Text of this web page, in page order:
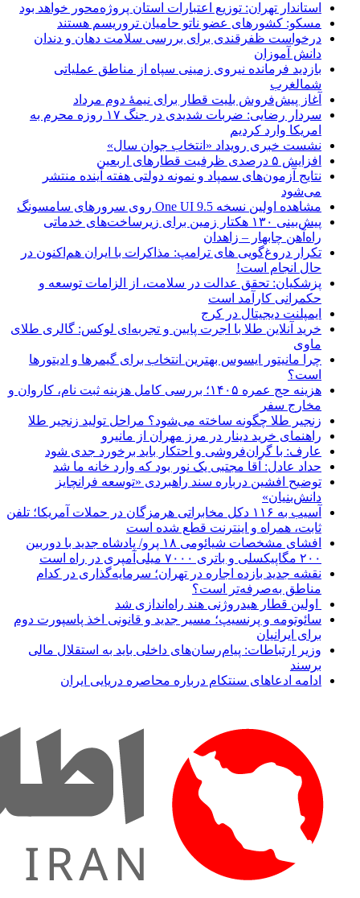
استاندار تهران: توزیع اعتبارات استان پروژه‌محور خواهد بود
مسکو: کشورهای عضو ناتو حامیان تروریسم هستند
درخواست ظفرقندی برای بررسی سلامت دهان و دندان
دانش آموزان
بازدید فرمانده نیروی زمینی سپاه از مناطق عملیاتی
شمالغرب
آغاز پیش‌فروش بلیت قطار برای نیمۀ دوم مرداد
سردار رضایی: ضربات شدیدی در جنگ ۱۷ روزه محرم به
امریکا وارد کردیم
نشست خبری رویداد «انتخاب جوان سال»
افزایش ۵ درصدی ظرفیت قطارهای اربعین
نتایج آزمون‌های سمپاد و نمونه دولتی هفته آینده منتشر
می‌شود
مشاهده اولین نسخه One UI 9.5 روی سرورهای سامسونگ
پیش‌بینی ۱۳۰ هکتار زمین برای زیرساخت‌های خدماتی
راه‌آهن چابهار – زاهدان
تکرار دروغ‌گویی های ترامپ: مذاکرات با ایران هم‌اکنون در
حال انجام است!
پزشکیان: تحقق عدالت در سلامت، از الزامات توسعه و
حکمرانی کارآمد است
ایمپلنت دیجیتال در کرج
خرید آنلاین طلا با اجرت پایین و تجربه‌ای لوکس: گالری طلای
ماوی
چرا مانیتور ایسوس بهترین انتخاب برای گیمرها و ادیتورها
است؟
هزینه حج عمره ۱۴۰۵؛ بررسی کامل هزینه ثبت نام، کاروان و
مخارج سفر
زنجیر طلا چگونه ساخته می‌شود؟ مراحل تولید زنجیر طلا
راهنمای خرید دینار در مرز مهران از مانیرو
عارف: با گران‌فروشی و احتکار باید برخورد جدی شود
حداد عادل: آقا مجتبی یک نور بود که وارد خانه ما شد
توضیح افشین درباره سند راهبردی «توسعه فرانچایز
دانش‌بنیان»
آسیب به ۱۱۶ دکل مخابراتی هرمزگان در حملات آمریکا؛ تلفن
ثابت، همراه و اینترنت ‌قطع شده است
افشای مشخصات شیائومی ۱۸ پرو/ پادشاه جدید با دوربین
۲۰۰ مگاپیکسلی و باتری ۷۰۰۰ میلی‌آمپری در راه است
نقشه جدید بازده اجاره در تهران؛ سرمایه‌گذاری در کدام
مناطق به‌صرفه‌تر است؟
اولین قطار هیدروژنی هند راه‌اندازی شد
سائوتومه و پرنسیپ؛ مسیر جدید و قانونی اخذ پاسپورت دوم
برای ایرانیان
وزیر ارتباطات: پیام‌رسان‌های داخلی باید به استقلال مالی
برسند
ادامه ادعاهای سنتکام درباره محاصره دریایی ایران